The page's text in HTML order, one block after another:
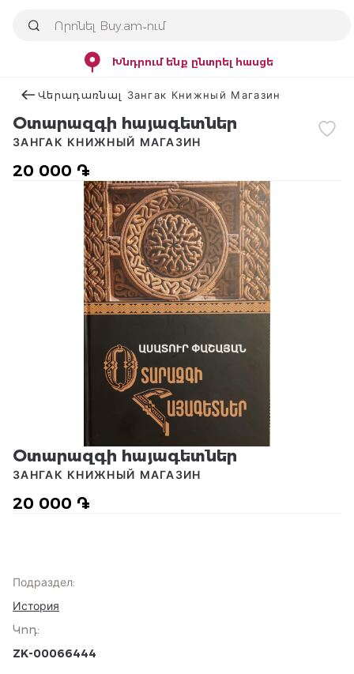
Խնդրում ենք ընտրել հասցե
Վերադառնալ Зангак Книжный Магазин
Օտարազգի հայագետներ
20 000 ֏
ЗАНГАК КНИЖНЫЙ МАГАЗИН
Օտարազգի հայագետներ
20 000 ֏
ЗАНГАК КНИЖНЫЙ МАГАЗИН
Подраздел:
История
Կոդ:
ZK-00066444